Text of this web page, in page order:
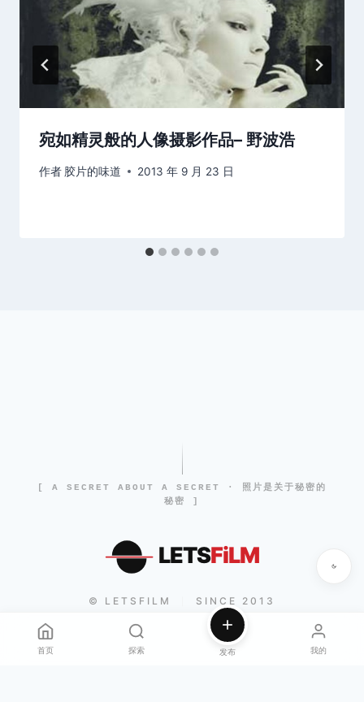
宛如精灵般的人像摄影作品– 野波浩
作者 胶片的味道 2013 年 9 月 23 日
[ A SECRET ABOUT A SECRET · 照片是关于秘密的
秘密 ]
LETSFiLM
© LETSFILM SINCE 2013
首页 探索 发布 我的